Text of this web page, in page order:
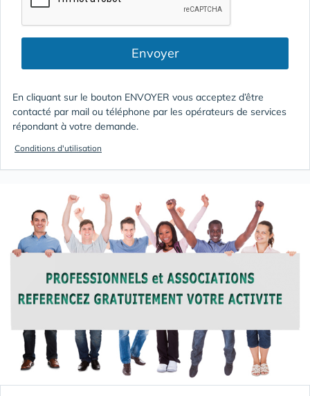
Envoyer
En cliquant sur le bouton ENVOYER vous acceptez d’être
contacté par mail ou téléphone par les opérateurs de services
répondant à votre demande.
Conditions d'utilisation